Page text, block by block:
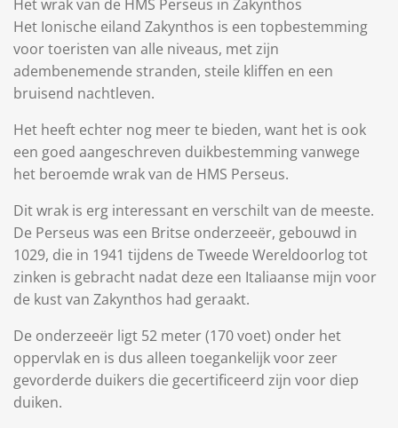
Het wrak van de HMS Perseus in Zakynthos
Het Ionische eiland Zakynthos is een topbestemming
voor toeristen van alle niveaus, met zijn
adembenemende stranden, steile kliffen en een
bruisend nachtleven.
Het heeft echter nog meer te bieden, want het is ook
een goed aangeschreven duikbestemming vanwege
het beroemde wrak van de HMS Perseus.
Dit wrak is erg interessant en verschilt van de meeste.
De Perseus was een Britse onderzeeër, gebouwd in
1029, die in 1941 tijdens de Tweede Wereldoorlog tot
zinken is gebracht nadat deze een Italiaanse mijn voor
de kust van Zakynthos had geraakt.
De onderzeeër ligt 52 meter (170 voet) onder het
oppervlak en is dus alleen toegankelijk voor zeer
gevorderde duikers die gecertificeerd zijn voor diep
duiken.